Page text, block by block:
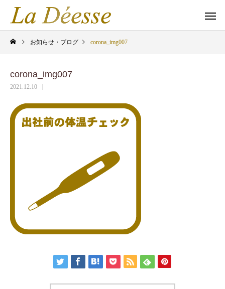
お知らせ・ブログ corona_img007
corona_img007
2021.12.10